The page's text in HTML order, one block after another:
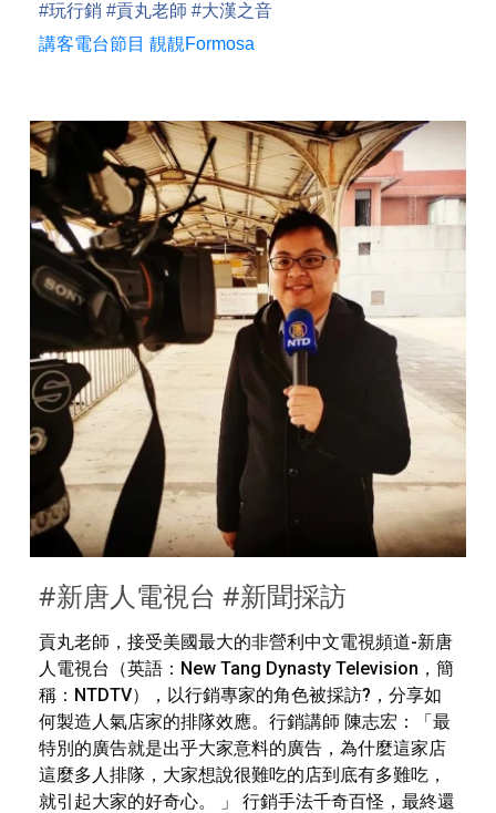
#玩行銷 #貢丸老師 #大漢之音
講客電台節目 靚靚Formosa
#新唐人電視台 #新聞採訪
貢丸老師，接受美國最大的非營利中文電視頻道-新唐
人電視台（英語：New Tang Dynasty Television，簡
稱：NTDTV），以行銷專家的角色被採訪?，分享如
何製造人氣店家的排隊效應。 行銷講師 陳志宏：「最
特別的廣告就是出乎大家意料的廣告，為什麼這家店
這麼多人排隊，大家想說很難吃的店到底有多難吃，
就引起大家的好奇心。 」 行銷手法千奇百怪，最終還